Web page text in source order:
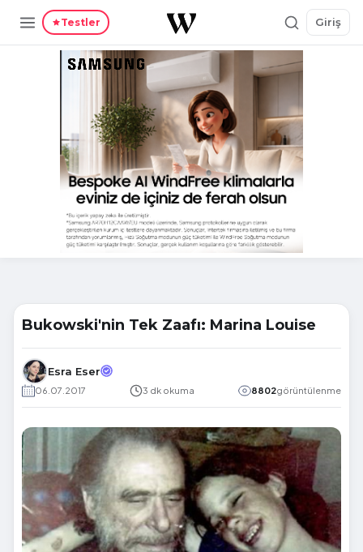
Testler Giriş
Bukowski'nin Tek Zaafı: Marina Louise
Esra Eser
06.07.2017 3 dk okuma 8802görüntülenme